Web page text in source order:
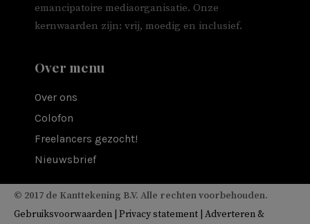
emancipatoire mediaorganisatie. Onze
kernwaarden zijn: vrij, moedig en inclusief.
Over menu
Over ons
Colofon
Freelancers gezocht!
Nieuwsbrief
© 2017 de Kanttekening B.V. Alle rechten voorbehouden.
Gebruiksvoorwaarden Privacy statement Adverteren &